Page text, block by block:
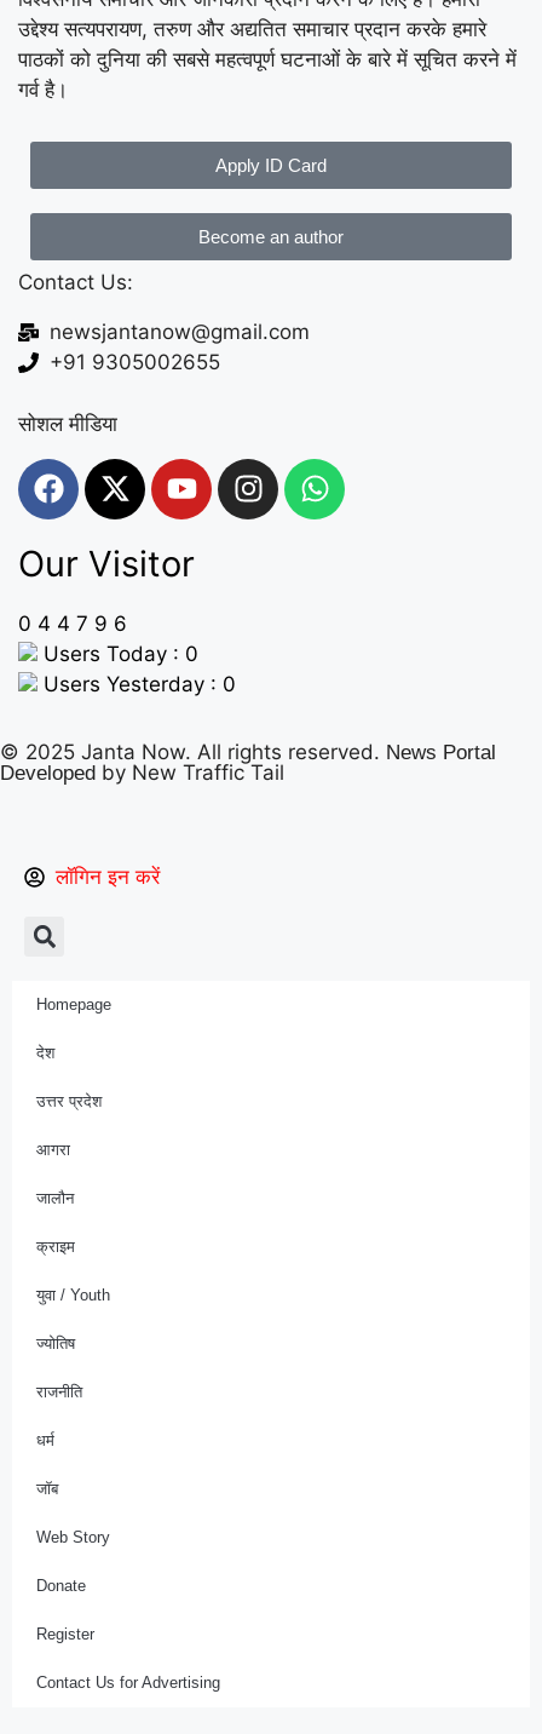
उद्देश्य सत्यपरायण, तरुण और अद्यतित समाचार प्रदान करके हमारे
पाठकों को दुनिया की सबसे महत्वपूर्ण घटनाओं के बारे में सूचित करने में
गर्व है।
Apply ID Card
Become an author
Contact Us:
newsjantanow@gmail.com
+91 9305002655
सोशल मीडिया
Our Visitor
0 4 4 7 9 6
Users Today : 0
Users Yesterday : 0
© 2025 Janta Now. All rights reserved. News Portal
Developed by New Traffic Tail
लॉगिन इन करें
Homepage
देश
उत्तर प्रदेश
आगरा
जालौन
क्राइम
युवा / Youth
ज्योतिष
राजनीति
धर्म
जॉब
Web Story
Donate
Register
Contact Us for Advertising